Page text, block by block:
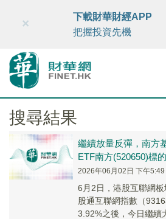
財華智庫網 FINTV
×
下載財華財經APP
把握投資先機
搜尋結果
繼續放量反彈，南方
ETF南方(520650)標
2026年06月02日 下午5:49
6月2日，港股互聯網
股通互聯網指數（
3.92%之後，今日繼續